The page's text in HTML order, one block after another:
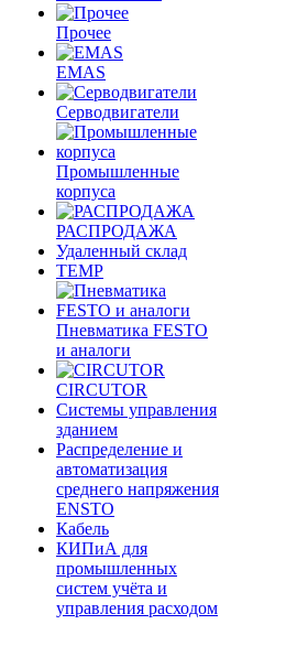
Прочее
EMAS
Cерводвигатели
Промышленные
корпуса
РАСПРОДАЖА
Удаленный склад
TEMP
Пневматика FESTO
и аналоги
CIRCUTOR
Системы управления
зданием
Распределение и
автоматизация
среднего напряжения
ENSTO
Кабель
КИПиА для
промышленных
систем учёта и
управления расходом